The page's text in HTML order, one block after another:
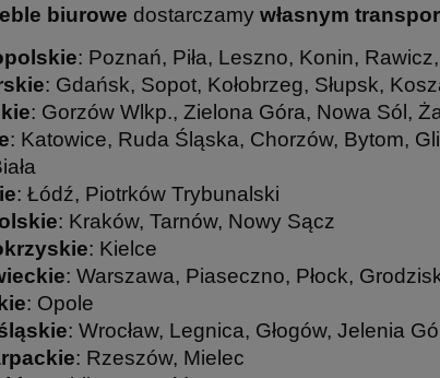
biurowe dostarczamy własnym
: Poznań, Piła, Leszno, Konin,
: Gdańsk, Sopot, Kołobrzeg, Słupsk,
: Gorzów Wlkp., Zielona Góra, Nowa Sól,
: Katowice, Ruda Śląska, Chorzów, Bytom,
: Łódź, Piotrków Trybunalski
: Kraków, Tarnów, Nowy Sącz
: Kielce
: Warszawa, Piaseczno, Płock,
: Opole
: Wrocław, Legnica, Głogów, Jelenia
: Rzeszów, Mielec